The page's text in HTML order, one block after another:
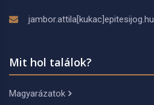
jambor.attila[kukac]epitesijog.hu
Mit hol találok?
Magyarázatok